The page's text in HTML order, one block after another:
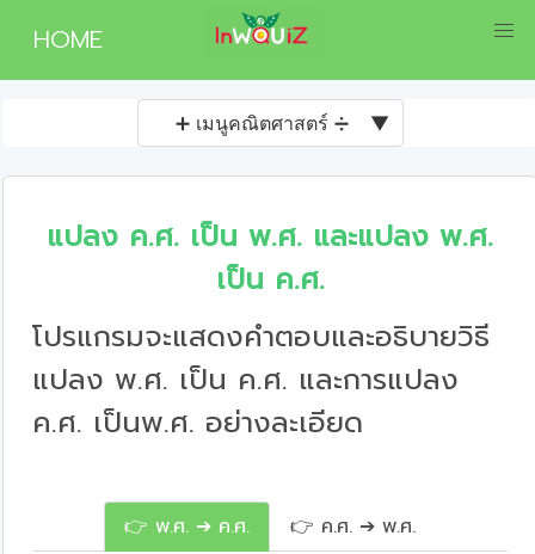
HOME
➕ เมนูคณิตศาสตร์ ➗ ▼
แปลง ค.ศ. เป็น พ.ศ. และแปลง พ.ศ.
เป็น ค.ศ.
โปรแกรมจะแสดงคำตอบและอธิบายวิธี
แปลง พ.ศ. เป็น ค.ศ. และการแปลง
ค.ศ. เป็นพ.ศ. อย่างละเอียด
👉 พ.ศ. ➔ ค.ศ. 👉 ค.ศ. ➔ พ.ศ.